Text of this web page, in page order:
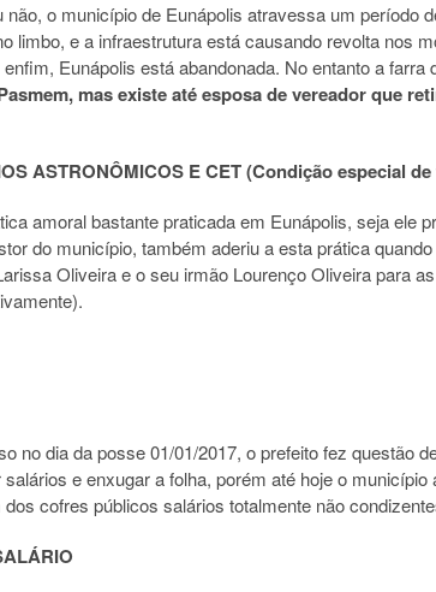
não, o município de Eunápolis atravessa um período
limbo, e a infraestrutura está causando revolta nos
Eunápolis está abandonada. No entanto a
mas existe até esposa de vereador que
ASTRONÔMICOS E CET (Condição especial
amoral bastante praticada em Eunápolis, seja ele
do município, também aderiu a esta prática
Oliveira e o seu irmão Lourenço Oliveira para
no dia da posse 01/01/2017, o prefeito fez questão
e enxugar a folha, porém até hoje o
cofres públicos salários totalmente não